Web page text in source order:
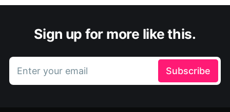
Sign up for more like this.
Enter your email Subscribe